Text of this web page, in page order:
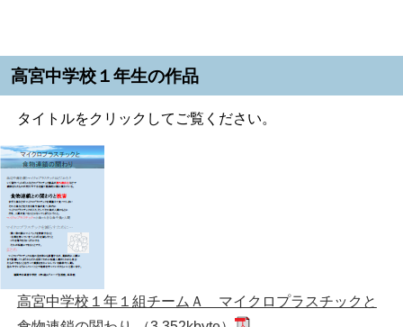
高宮中学校１年生の作品
タイトルをクリックしてご覧ください。
高宮中学校１年１組チームＡ マイクロプラスチックと